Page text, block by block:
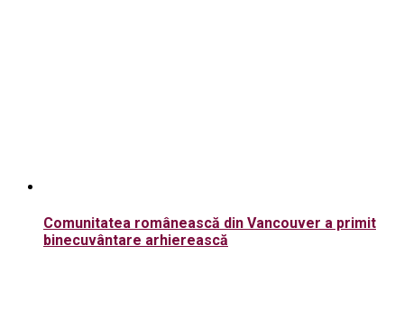
Comunitatea românească din Vancouver a primit
binecuvântare arhierească